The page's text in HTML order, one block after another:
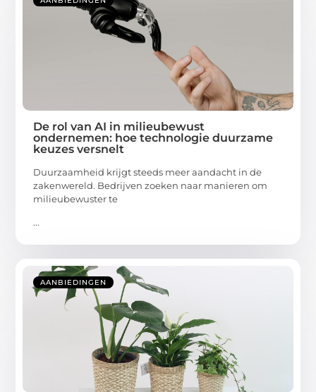
De rol van AI in milieubewust
ondernemen: hoe technologie duurzame
keuzes versnelt
Duurzaamheid krijgt steeds meer aandacht in de
zakenwereld. Bedrijven zoeken naar manieren om
milieubewuster te
...
AANBIEDINGEN